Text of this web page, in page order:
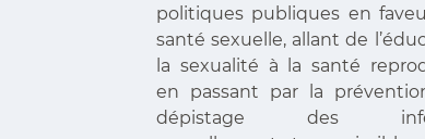
politiques publiques en
santé sexuelle, allant de
la sexualité à la santé
en passant par la
dépistage des